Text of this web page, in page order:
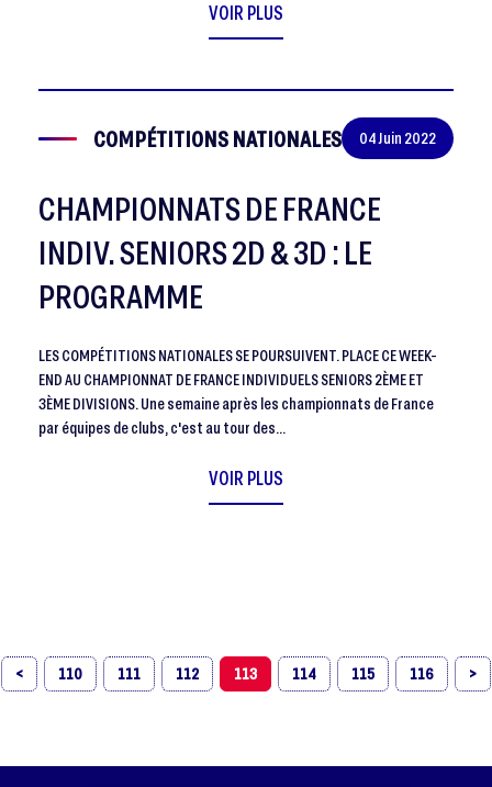
VOIR PLUS
COMPÉTITIONS NATIONALES 04 Juin 2022
CHAMPIONNATS DE FRANCE
INDIV. SENIORS 2D & 3D : LE
PROGRAMME
LES COMPÉTITIONS NATIONALES SE POURSUIVENT. PLACE CE WEEK-
END AU CHAMPIONNAT DE FRANCE INDIVIDUELS SENIORS 2ÈME ET
3ÈME DIVISIONS. Une semaine après les championnats de France
par équipes de clubs, c'est au tour des…
VOIR PLUS
< 110 111 112 113 114 115 116 >